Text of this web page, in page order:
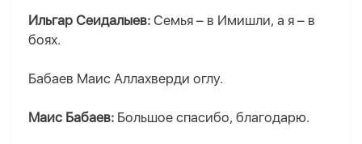
Ильгар Сеидалыев: Семья – в Имишли, а я – в
боях.
Бабаев Маис Аллахверди оглу.
Маис Бабаев: Большое спасибо, благодарю.